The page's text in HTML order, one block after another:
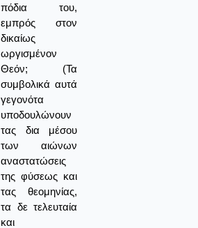
πόδια του,
εμπρός στον
δικαίως
ωργισμένον
Θεόν; (Τα
συμβολικά αυτά
γεγονότα
υποδουλώνουν
τας δια μέσου
των αιώνων
αναστατώσεις
της φύσεως και
τας θεομηνίας,
τα δε τελευταία
και